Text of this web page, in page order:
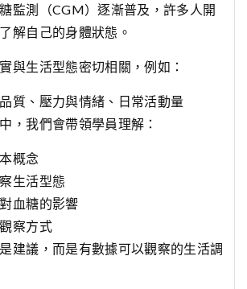
監測（CGM）逐漸普及，許多人開
解自己的身體狀態。
與生活型態密切相關，例如：
質、壓力與情緒、日常活動量
，我們會帶領學員理解：
概念
生活型態
血糖的影響
察方式
建議，而是有數據可以觀察的生活調